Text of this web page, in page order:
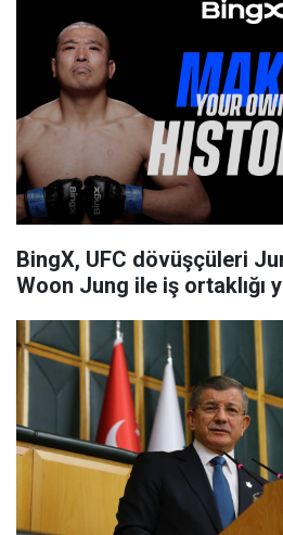
BingX, UFC dövüşçüleri
Woon Jung ile iş ortaklığı